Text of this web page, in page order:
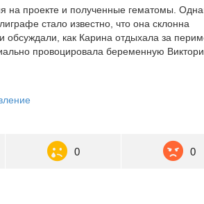
на проекте и полученные гематомы.
стало известно, что она склонна
обсуждали, как Карина отдыхала за
провоцировала беременную
0 0